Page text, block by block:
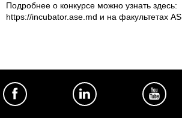
Подробнее о конкурсе можно узнать здесь:
https://incubator.ase.md и на факультетах